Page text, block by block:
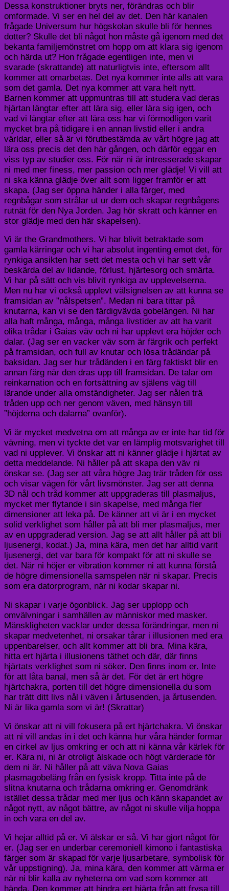
Dessa konstruktioner bryts ner, förändras och blir
omformade. Vi ser en hel del av det. Den här kanalen
frågade Universum hur högskolan skulle bli för hennes
dotter? Skulle det bli något hon måste gå igenom med det
bekanta familjemönstret om hopp om att klara sig igenom
och härda ut? Hon frågade egentligen inte, men vi
svarade (skrattande) att naturligtvis inte, eftersom allt
kommer att omarbetas. Det nya kommer inte alls att vara
som det gamla. Det nya kommer att vara helt nytt.
Barnen kommer att uppmuntras till att studera vad deras
hjärtan längtar efter att lära sig, eller lära sig igen, och
vad vi längtar efter att lära oss har vi förmodligen varit
mycket bra på tidigare i en annan livstid eller i andra
världar, eller så är vi förutbestämda av vårt högre jag att
lära oss precis det den här gången, och därför eggar en
viss typ av studier oss. För när ni är intresserade skapar
ni med mer finess, mer passion och mer glädje! Vi vill att
ni ska känna glädje över allt som ligger framför er att
skapa. (Jag ser öppna händer i alla färger, med
regnbågar som strålar ut ur dem och skapar regnbågens
rutnät för den Nya Jorden. Jag hör skratt och känner en
stor glädje med den här skapelsen).
Vi är the Grandmothers. Vi har blivit betraktade som
gamla kärringar och vi har absolut ingenting emot det, för
rynkiga ansikten har sett det mesta och vi har sett vår
beskärda del av lidande, förlust, hjärtesorg och smärta.
Vi har på sätt och vis blivit rynkiga av upplevelserna.
Men nu har vi också upplevt välsignelsen av att kunna se
framsidan av ”nålspetsen”. Medan ni bara tittar på
knutarna, kan vi se den färdigvävda gobelängen. Ni har
alla haft många, många, många livstider av att ha varit
olika trådar i Gaias väv och ni har upplevt era höjder och
dalar. (Jag ser en vacker väv som är färgrik och perfekt
på framsidan, och full av knutar och lösa trådändar på
baksidan. Jag ser hur trådänden i en färg faktiskt blir en
annan färg när den dras upp till framsidan. De talar om
reinkarnation och en fortsättning av själens väg till
lärande under alla omständigheter. Jag ser nålen trä
tråden upp och ner genom väven, med hänsyn till
”höjderna och dalarna” ovanför).
Vi är mycket medvetna om att många av er inte har tid för
vävning, men vi tyckte det var en lämplig motsvarighet till
vad ni upplever. Vi önskar att ni känner glädje i hjärtat av
detta meddelande. Ni håller på att skapa den väv ni
önskar se. (Jag ser att våra högre Jag trär tråden för oss
och visar vägen för vårt livsmönster. Jag ser att denna
3D nål och tråd kommer att uppgraderas till plasmaljus,
mycket mer flytande i sin skapelse, med många fler
dimensioner att leka på. De känner att vi är i en mycket
solid verklighet som håller på att bli mer plasmaljus, mer
av en uppgraderad version. Jag se att allt håller på att bli
ljusenergi, kodat.) Ja, mina kära, men det har alltid varit
ljusenergi, det var bara för kompakt för att ni skulle se
det. När ni höjer er vibration kommer ni att kunna förstå
de högre dimensionella samspelen när ni skapar. Precis
som era datorprogram, när ni kodar skapar ni.
Ni skapar i varje ögonblick. Jag ser upplopp och
omvälvningar i samhällen av människor med masker.
Mänskligheten vacklar under dessa förändringar, men ni
skapar medvetenhet, ni orsakar tårar i illusionen med era
uppenbarelser, och allt kommer att bli bra. Mina kära,
hitta ert hjärta i illusionens täthet och där, där finns
hjärtats verklighet som ni söker. Den finns inom er. Inte
för att låta banal, men så är det. För det är ert högre
hjärtchakra, porten till det högre dimensionella du som
har trätt ditt livs nål i väven i årtusenden, ja årtusenden.
Ni är lika gamla som vi är! (Skrattar)
Vi önskar att ni vill fokusera på ert hjärtchakra. Vi önskar
att ni vill andas in i det och känna hur våra händer formar
en cirkel av ljus omkring er och att ni känna vår kärlek för
er. Kära ni, ni är otroligt älskade och högt värderade för
dem ni är. Ni håller på att väva Nova Gaias
plasmagobeläng från en fysisk kropp. Titta inte på de
slitna knutarna och trådarna omkring er. Genomdränk
istället dessa trådar med mer ljus och känn skapandet av
något nytt, av något bättre, av något ni skulle vilja hoppa
in och vara en del av.
Vi hejar alltid på er. Vi älskar er så. Vi har gjort något för
er. (Jag ser en underbar ceremoniell kimono i fantastiska
färger som är skapad för varje ljusarbetare, symbolisk för
vår uppstigning). Ja, mina kära, den kommer att värma er
när ni blir kalla av nyheterna om vad som kommer att
hända. Den kommer att hindra ert hjärta från att frysa till